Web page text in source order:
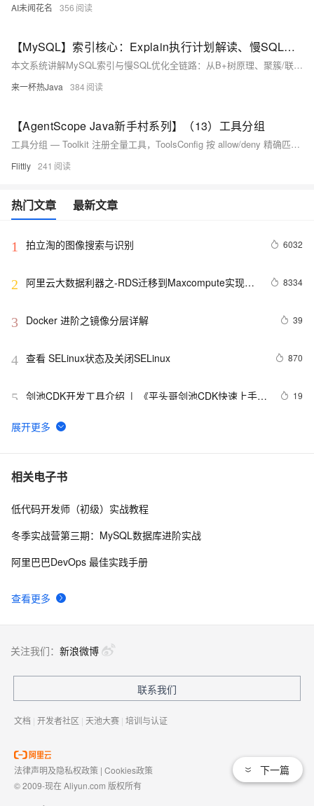
AI未闻花名 356
【MySQL】索引核心：Explain执行计划解读、慢SQL优化全流程
本文系统讲解MySQL索引与慢SQL优化全链路：从B+树原理、聚簇/联合索引设计，到EXPLAIN执行计划深度解读（重点解析type、key、rows、Extra等核心字段），再到慢查询定位、9类索引失效场景及实战优化策略，助力高效根治慢SQL。
来一杯热Java 384
【AgentScope Java新手村系列】（13）工具分组
工具分组 — Toolkit 注册全量工具，ToolsConfig 按 allow/deny 精确匹配过滤，同一套工具两个角色两个视野。
Flittly 241
热门文章 最新文章
1 拍立淘的图像搜索与识别 6032
2
阿里云大数据利器之-RDS迁移到Maxcompute实现动
8334
3 Docker 进阶之镜像分层详解 39
4 查看 SELinux状态及关闭SELinux 870
5 剑池CDK开发工具介绍  |  《平头哥剑池CDK快速上手指
19
6 WebAssembly 在 MOSN 中的实践 - 基础框架篇
7 userdel使用说明
8 自己看系统的“系统还原”
相关电子书
查看更多
低代码开发师（初级）实战教程
冬季实战营第三期：MySQL数据库进阶实战
阿里巴巴DevOps 最佳实践手册
下一篇
关注我们： 新浪微博
联系我们
文档 | 开发者社区 | 天池大赛 | 培训与认证
法律声明及隐私权政策 | Cookies政策
© 2009-现在 Aliyun.com 版权所有